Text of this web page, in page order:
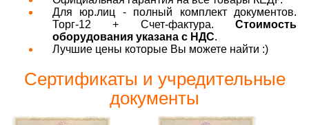
Для юр.лиц - полный комплект документов.
Торг-12 + Счет-фактура. Стоимость
оборудования указана с НДС.
Лучшие цены которые Вы можете найти :)
Сертификаты и учредительные
документы